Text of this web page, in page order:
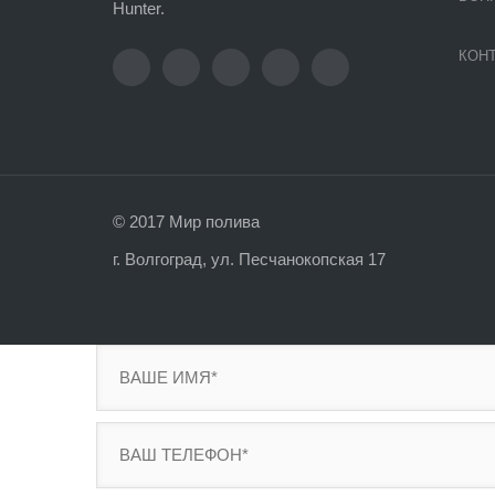
Hunter.
© 2017 Мир полива
г. Волгоград, ул. Песчанокопская 17